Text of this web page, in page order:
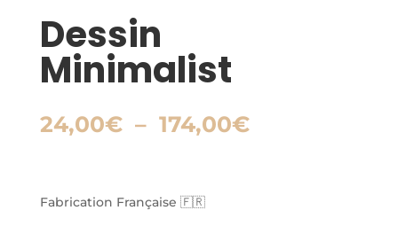
Dessin
Minimalist
24,00€ – 174,00€Plage
Fabrication Française 🇫🇷